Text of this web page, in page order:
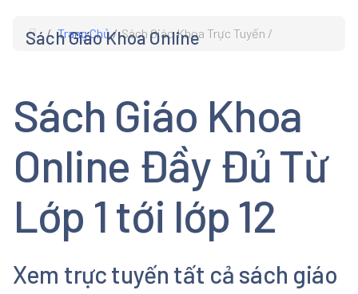
Sách Giáo Khoa Online
Trang Chủ Sách Giáo Khoa Trực Tuyến
Sách Giáo Khoa
Online Đầy Đủ Từ
Lớp 1 tới lớp 12
Xem trực tuyến tất cả sách giáo